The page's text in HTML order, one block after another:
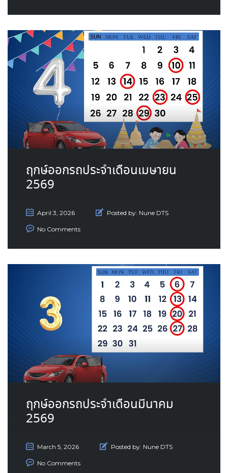
ฤกษ์ออกรถประจำเดือนเมษายน
2569
April 3, 2026 Posted by: Nune DTS
No Comments
ฤกษ์ออกรถประจำเดือนมีนาคม
2569
March 5, 2026 Posted by: Nune DTS
No Comments